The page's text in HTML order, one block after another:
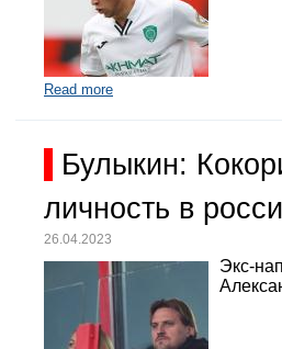
Read more
Булыкин:
личность в
26.04.2023
Экс-